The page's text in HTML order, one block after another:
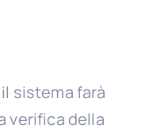
sistema farà
verifica della